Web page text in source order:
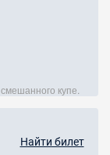
купе.
Найти билет